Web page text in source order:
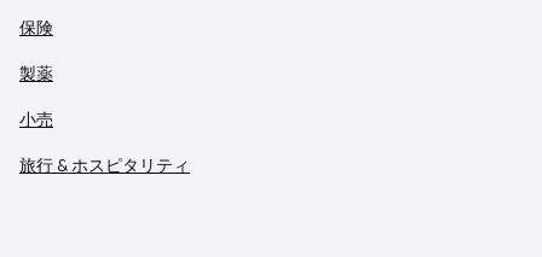
保険
製薬
小売
旅行 & ホスピタリティ